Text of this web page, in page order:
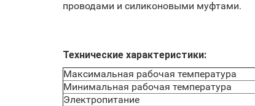
проводами и силиконовыми муфтами.
Технические характеристики:
Максимальная рабочая температура
Минимальная рабочая температура
Электропитание